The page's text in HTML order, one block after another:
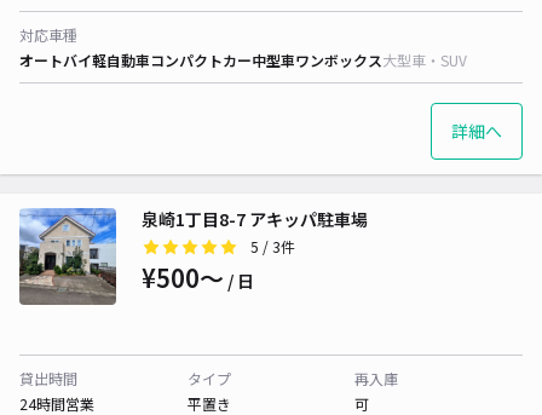
対応車種
オートバイ軽自動車コンパクトカー中型車ワンボックス大型車・SUV
詳細へ
泉崎1丁目8-7 アキッパ駐車場
5 / 3件
¥500〜 / 日
貸出時間
24時間営業
タイプ
平置き
再入庫
可